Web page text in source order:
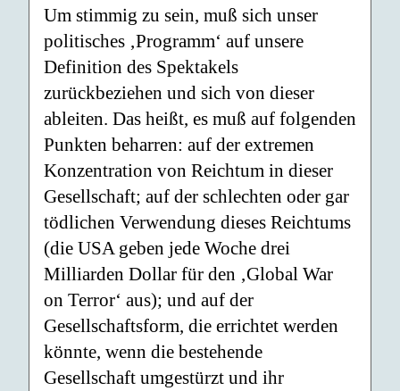
Um stimmig zu sein, muß sich unser
politisches ‚Programm‘ auf unsere
Definition des Spektakels
zurückbeziehen und sich von dieser
ableiten. Das heißt, es muß auf folgenden
Punkten beharren: auf der extremen
Konzentration von Reichtum in dieser
Gesellschaft; auf der schlechten oder gar
tödlichen Verwendung dieses Reichtums
(die USA geben jede Woche drei
Milliarden Dollar für den ‚Global War
on Terror‘ aus); und auf der
Gesellschaftsform, die errichtet werden
könnte, wenn die bestehende
Gesellschaft umgestürzt und ihr